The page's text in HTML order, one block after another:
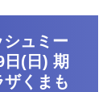
シュミー
(日) 期
くまも